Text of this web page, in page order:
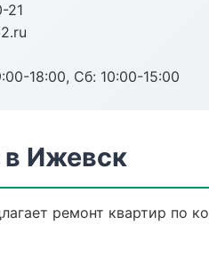
21
18:00, Сб: 10:00-15:00
в Ижевск
ремонт квартир по